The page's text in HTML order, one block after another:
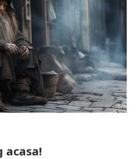
acasa!